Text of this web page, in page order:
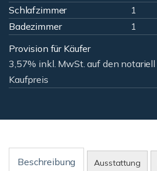
Schlafzimmer
1
Badezimmer
1
Provision für Käufer
3,57% inkl. MwSt. auf den
Kaufpreis
Beschreibung Ausstattung